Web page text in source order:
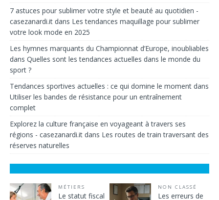
7 astuces pour sublimer votre style et beauté au quotidien -
casezanardi.it dans Les tendances maquillage pour sublimer
votre look mode en 2025
Les hymnes marquants du Championnat d’Europe, inoubliables
dans Quelles sont les tendances actuelles dans le monde du
sport ?
Tendances sportives actuelles : ce qui domine le moment dans
Utiliser les bandes de résistance pour un entraînement
complet
Explorez la culture française en voyageant à travers ses
régions - casezanardi.it dans Les routes de train traversant des
réserves naturelles
MÉTIERS
Le statut fiscal
NON CLASSÉ
Les erreurs de